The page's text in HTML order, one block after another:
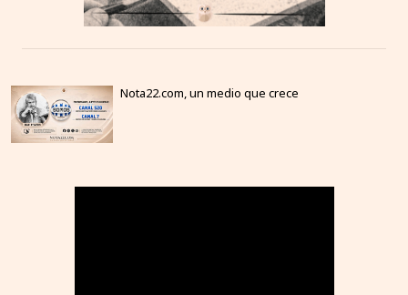
Nota22.com, un medio que crece